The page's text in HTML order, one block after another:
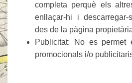
completa perquè els
enllaçar-hi i
des de la pàgina
Publicitat: No es permet
promocionals i/o